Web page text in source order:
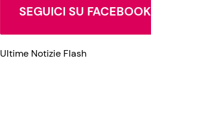
SEGUICI SU FACEBOOK
Ultime Notizie Flash